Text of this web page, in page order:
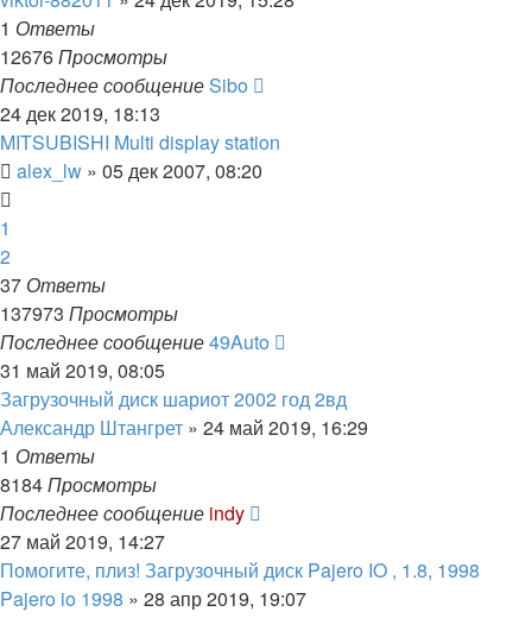
1 Ответы
12676Просмотры
Последнее сообщениеSibo
24 дек 2019, 18:13
MITSUBISHI Multi display station
alex_lw » 05 дек 2007, 08:20
1
2
37 Ответы
137973 Просмотры
Последнее сообщение49Auto
31 май 2019, 08:05
Загрузочный диск шариот 2002 год 2вд
Александр Штангрет » 24 май 2019, 16:29
1 Ответы
8184Просмотры
Последнее сообщение indy
27 май 2019, 14:27
Помогите, плиз! Загрузочный диск Pajero IO , 1.8, 1998
Pajero io 1998 » 28 апр 2019, 19:07